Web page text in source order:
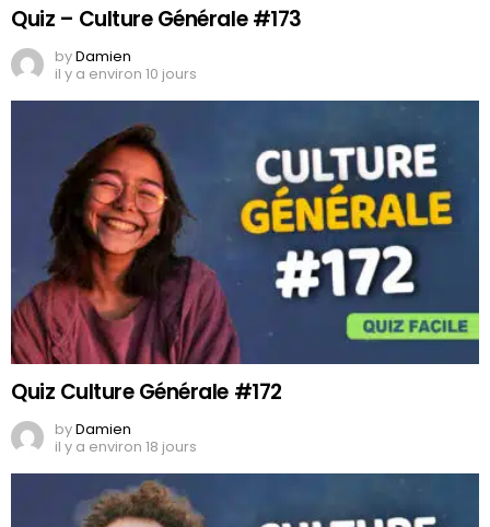
Quiz – Culture Générale #173
byDamien
il y a environ 10 jours
Quiz Culture Générale #172
byDamien
il y a environ 18 jours